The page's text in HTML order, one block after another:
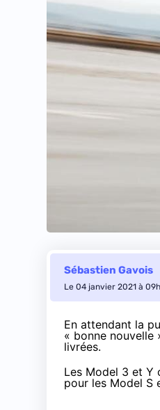
Sébastien Gavois
Le 04 janvier 2021 à
En attendant la
« bonne nouvelle
livrées.
Les Model 3 et Y
pour les Model S